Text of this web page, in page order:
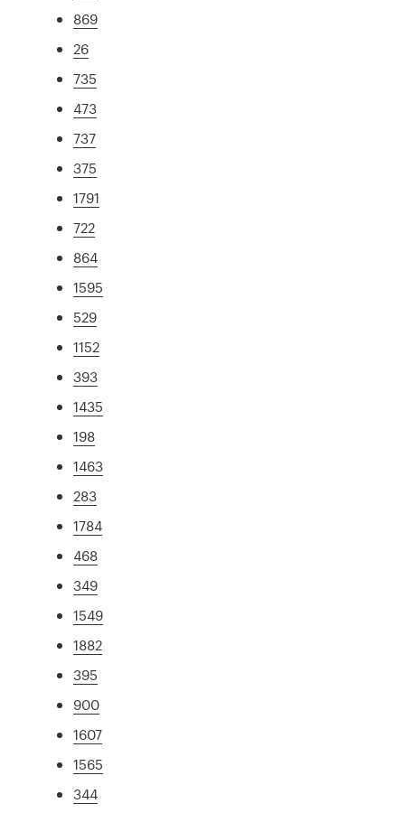
869
26
735
473
737
375
1791
722
864
1595
529
1152
393
1435
198
1463
283
1784
468
349
1549
1882
395
900
1607
1565
344